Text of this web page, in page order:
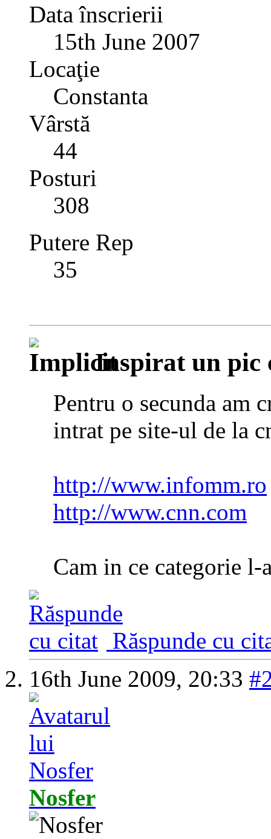
Data înscrierii
15th June 2007
Locaţie
Constanta
Vârstă
44
Posturi
308
Putere Rep
35
Inspirat un pic
Pentru o secunda am
intrat pe site-ul de la
http://www.infomm.ro
http://www.cnn.com
Cam in ce categorie
Răspunde cu
16th June 2009, 20:33
Nosfer